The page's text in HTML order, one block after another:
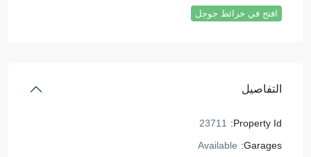
افتح في خرائط جوجل
التفاصيل
Property Id:
23711
Garages:
Available